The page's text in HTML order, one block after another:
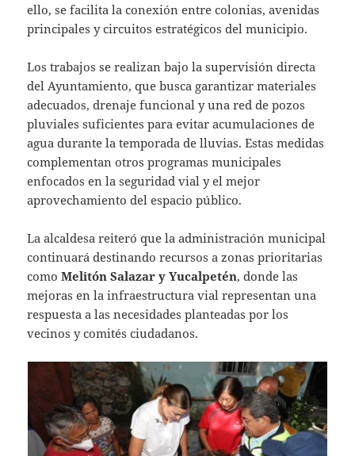
ello, se facilita la conexión entre colonias, avenidas
principales y circuitos estratégicos del municipio.
Los trabajos se realizan bajo la supervisión directa
del Ayuntamiento, que busca garantizar materiales
adecuados, drenaje funcional y una red de pozos
pluviales suficientes para evitar acumulaciones de
agua durante la temporada de lluvias. Estas medidas
complementan otros programas municipales
enfocados en la seguridad vial y el mejor
aprovechamiento del espacio público.
La alcaldesa reiteró que la administración municipal
continuará destinando recursos a zonas prioritarias
comoMelitón Salazar y Yucalpetén, donde las
mejoras en la infraestructura vial representan una
respuesta a las necesidades planteadas por los
vecinos y comités ciudadanos.